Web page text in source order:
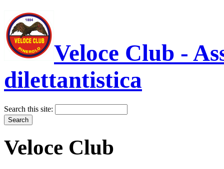
Veloce Club -
dilettantistica
Search this site:
Veloce Club